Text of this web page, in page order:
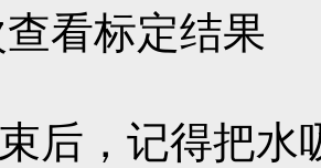
看标定结果
后，记得把水